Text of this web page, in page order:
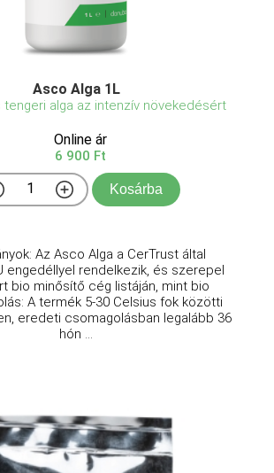
Asco Alga 1L
tengeri alga az intenzív növekedésért
Online ár
6 900 Ft
Kosárba
Az Asco Alga a CerTrust által
engedéllyel rendelkezik, és szerepel
bio minősítő cég listáján, mint bio
A termék 5-30 Celsius fok közötti
eredeti csomagolásban legalább 36
hón ...